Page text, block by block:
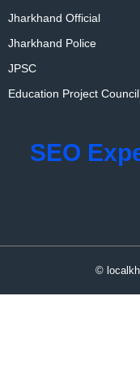
Jharkhand Official
Jharkhand Police
JPSC
Education Project Council
SEO
©